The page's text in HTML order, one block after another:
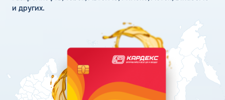
Статьи
Карта АЗС
Получить консультацию
и других.